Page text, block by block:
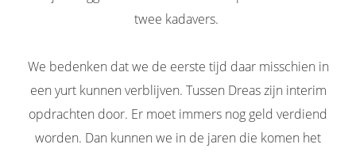
twee kadavers.
We bedenken dat we de eerste tijd daar misschien in
een yurt kunnen verblijven. Tussen Dreas zijn interim
opdrachten door. Er moet immers nog geld verdiend
worden. Dan kunnen we in de jaren die komen het